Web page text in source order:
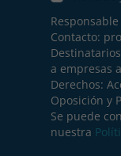
Contacto:
a empresas
Derechos:
Oposición y
Se puede
nuestra